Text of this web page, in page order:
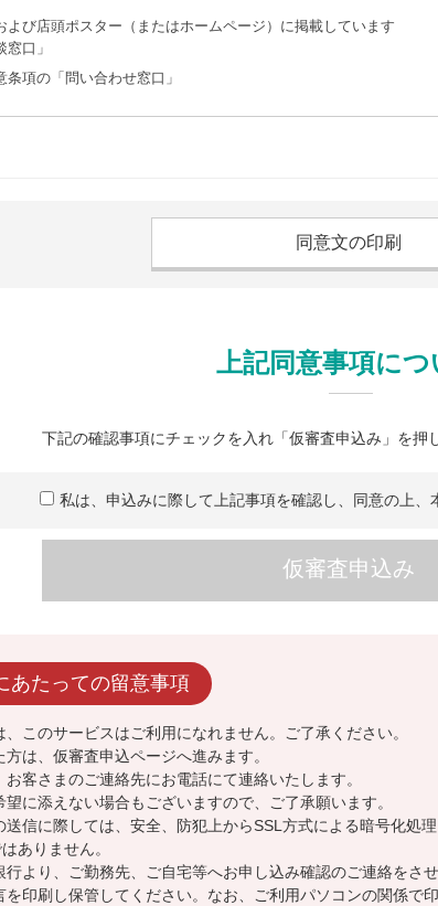
同意文の印刷
上記同意事項につ
下記の確認事項にチェックを入れ「仮審査申込み」を押
私は、申込みに際して上記事項を確認し、同意の上、
仮審査申込み
あたっての留意事項
このサービスはご利用になれません。ご了承ください。
は、仮審査申込ページへ進みます。
客さまのご連絡先にお電話にて連絡いたします。
に添えない場合もございますので、ご了承願います。
信に際しては、安全、防犯上からSSL方式による暗号化処
ありません。
より、ご勤務先、ご自宅等へお申し込み確認のご連絡をさ
印刷し保管してください。なお、ご利用パソコンの関係で